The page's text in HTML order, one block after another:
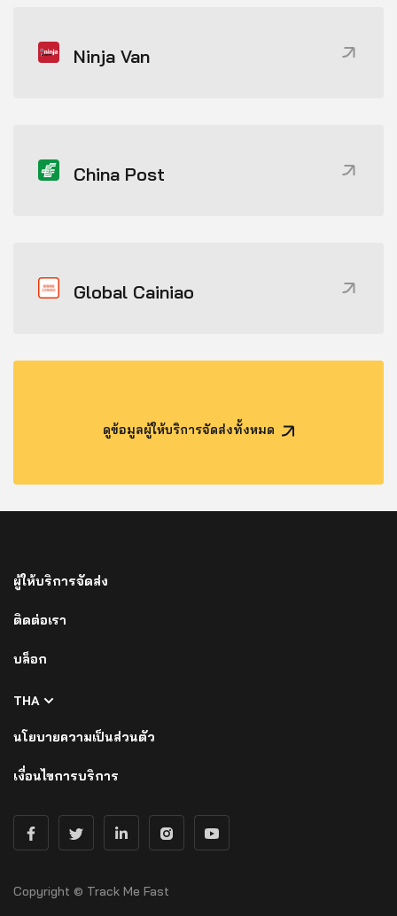
Ninja Van
China Post
Global Cainiao
ดูข้อมูลผู้ให้บริการจัดส่งทั้งหมด
ผู้ให้บริการจัดส่ง
ติดต่อเรา
บล็อก
THA
นโยบายความเป็นส่วนตัว
เงื่อนไขการบริการ
Copyright © Track Me Fast